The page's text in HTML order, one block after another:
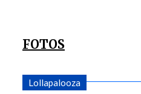
FOTOS
Lollapalooza